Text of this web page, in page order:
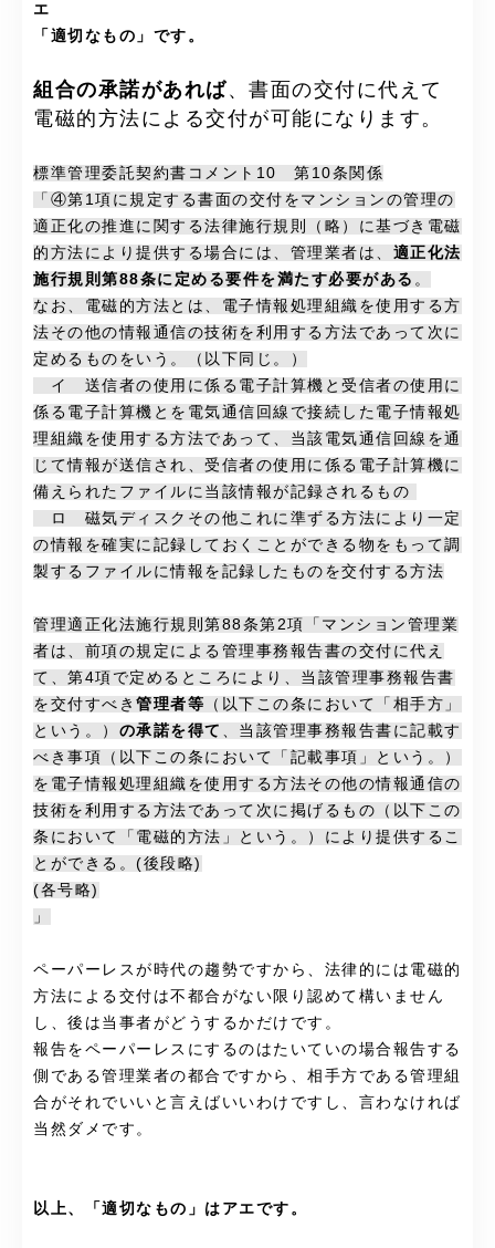
エ
「適切なもの」です。
組合の承諾があれば、書面の交付に代えて
電磁的方法による交付が可能になります。
標準管理委託契約書コメント10 第10条関係
「④第1項に規定する書面の交付をマンションの管理の
適正化の推進に関する法律施行規則（略）に基づき電磁
的方法により提供する場合には、管理業者は、 適正化法
施行規則第88条に定める要件を満たす必要がある 。
なお、電磁的方法とは、電子情報処理組織を使用する方
法その他の情報通信の技術を利用する方法であって次に
定めるものをいう。（以下同じ。）
イ 送信者の使用に係る電子計算機と受信者の使用に
係る電子計算機とを電気通信回線で接続した電子情報処
理組織を使用する方法であって、当該電気通信回線を通
じて情報が送信され、受信者の使用に係る電子計算機に
備えられたファイルに当該情報が記録されるもの
ロ 磁気ディスクその他これに準ずる方法により一定
の情報を確実に記録しておくことができる物をもって調
製するファイルに情報を記録したものを交付する方法
管理適正化法施行規則第88条第2項「マンション管理業
者は、前項の規定による管理事務報告書の交付に代え
て、第4項で定めるところにより、当該管理事務報告書
を交付すべき 管理者等 （以下この条において「相手方」
という。） の承諾を得て
、当該管理事務報告書に記載す
べき事項（以下この条において「記載事項」という。）
を電子情報処理組織を使用する方法その他の情報通信の
技術を利用する方法であって次に掲げるもの（以下この
条において「電磁的方法」という。）により提供するこ
とができる。(後段略)
(各号略)
」
ペーパーレスが時代の趨勢ですから、法律的には電磁的
方法による交付は不都合がない限り認めて構いません
し、後は当事者がどうするかだけです。
報告をペーパーレスにするのはたいていの場合報告する
側である管理業者の都合ですから、相手方である管理組
合がそれでいいと言えばいいわけですし、言わなければ
当然ダメです。
以上、「適切なもの」はアエです。